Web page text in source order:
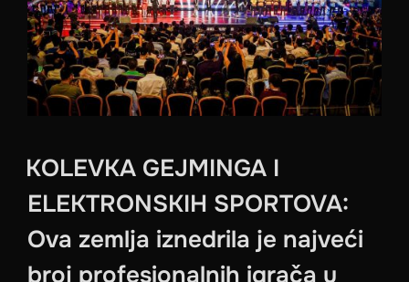
KOLEVKA GEJMINGA I
ELEKTRONSKIH SPORTOVA:
Ova zemlja iznedrila je najveći
broj profesionalnih igrača u